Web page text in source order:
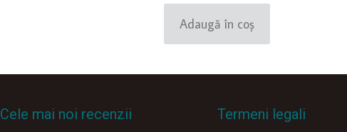
2.00
din
5
Adaugă în coș
Cele mai noi recenzii Termeni legali